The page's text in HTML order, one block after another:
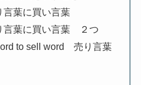
言葉に買い言葉
言葉に買い言葉 ２つ
to sell word 売り言葉